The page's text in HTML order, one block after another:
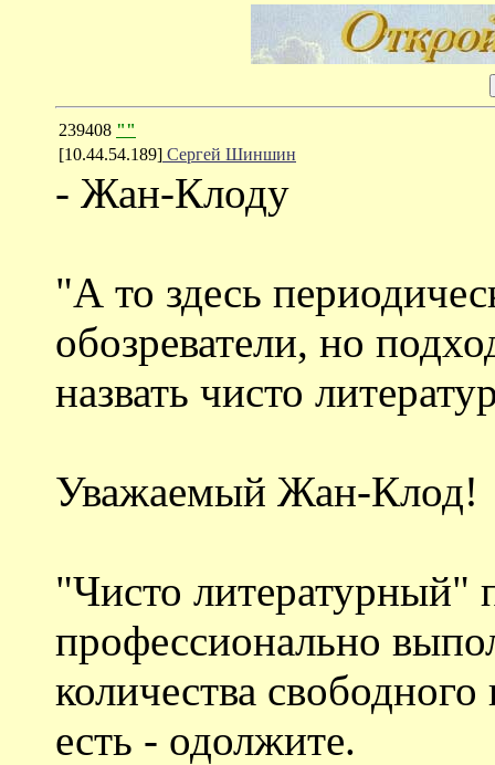
239408 ""
[10.44.54.189] Сергей Шиншин
- Жан-Клоду
"А то здесь
обозреватели, но
назвать чисто
Уважаемый Жан-Клод!
"Чисто литературный"
профессионально
количества
есть - одолжите.